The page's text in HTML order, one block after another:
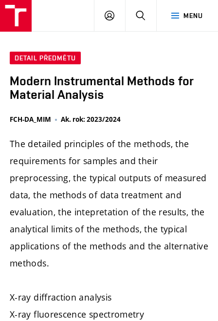
MENU
PŘIHLÁSIT
DETAIL PŘEDMĚTU
Modern Instrumental Methods for
Material Analysis
FCH-DA_MIM Ak. rok: 2023/2024
The detailed principles of the methods, the
requirements for samples and their
preprocessing, the typical outputs of measured
data, the methods of data treatment and
evaluation, the intepretation of the results, the
analytical limits of the methods, the typical
applications of the methods and the alternative
methods.
X-ray diffraction analysis
X-ray fluorescence spectrometry